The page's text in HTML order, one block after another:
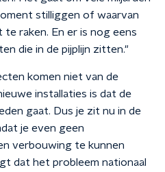
stilliggen of waarvan
raken. En er is nog eens
die in de pijplijn zitten."
komen niet van de
installaties is dat de
gaat. Dus je zit nu in de
je even geen
verbouwing te kunnen
dat het probleem nationaal